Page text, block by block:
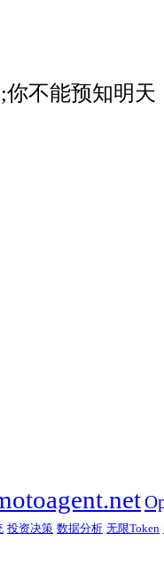
不能预知明天
投资决策 数据分析 无限Token